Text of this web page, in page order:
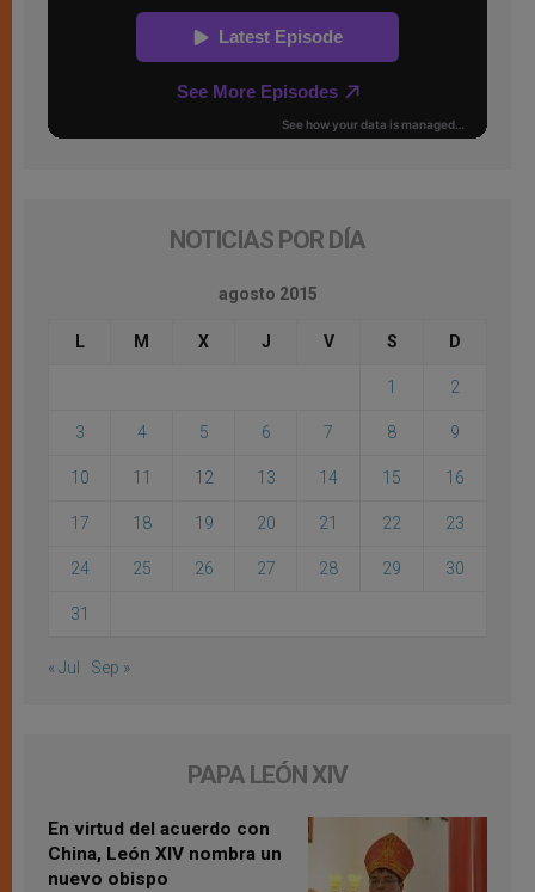
NOTICIAS POR DÍA
agosto 2015
L M X J V S D
1 2
3 4 5 6 7 8 9
10 11 12 13 14 15 16
17 18 19 20 21 22 23
24 25 26 27 28 29 30
31
« Jul Sep »
PAPA LEÓN XIV
En virtud del acuerdo con
China, León XIV nombra un
nuevo obispo